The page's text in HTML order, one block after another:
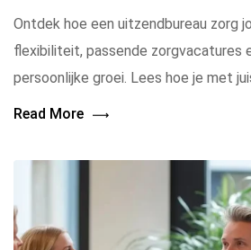
Ontdek hoe een uitzendbureau zorg
flexibiliteit, passende zorgvacatures
persoonlijke groei. Lees hoe je met
Read More